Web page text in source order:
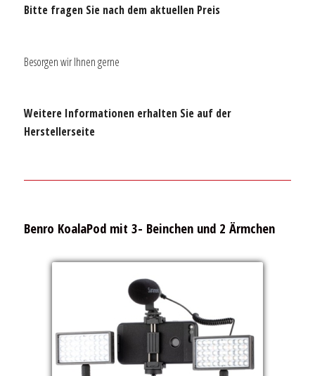
Bitte fragen Sie nach dem aktuellen Preis
Besorgen wir Ihnen gerne
Weitere Informationen erhalten Sie auf der
Herstellerseite
Benro KoalaPod mit 3- Beinchen und 2 Ärmchen